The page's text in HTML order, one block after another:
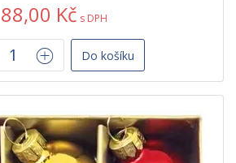
88,00 Kč s DPH
Do košíku